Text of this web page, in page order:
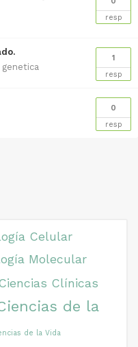
resp
1
resp
genetica
0
resp
Celular
Molecular
Clínicas
de la
de la Vida